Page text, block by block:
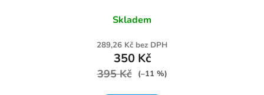
Skladem
289,26 Kč bez DPH
350 Kč
395 Kč (–11 %)